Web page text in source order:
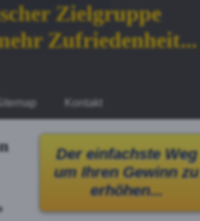
Zielgruppe
Zufriedenheit...
Kontakt
Der einfachste Weg
um Ihren Gewinn zu
erhöhen...